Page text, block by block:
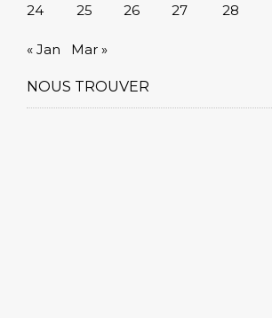
24
25 26 27 28
« Jan Mar »
NOUS TROUVER